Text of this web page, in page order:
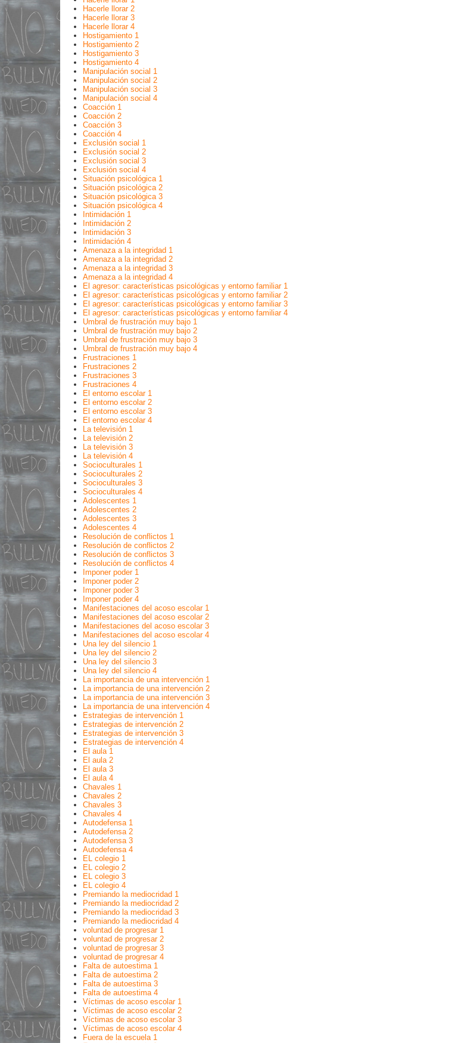
Hacerle llorar 2
Hacerle llorar 3
Hacerle llorar 4
Hostigamiento 1
Hostigamiento 2
Hostigamiento 3
Hostigamiento 4
Manipulación social 1
Manipulación social 2
Manipulación social 3
Manipulación social 4
Coacción 1
Coacción 2
Coacción 3
Coacción 4
Exclusión social 1
Exclusión social 2
Exclusión social 3
Exclusión social 4
Situación psicológica 1
Situación psicológica 2
Situación psicológica 3
Situación psicológica 4
Intimidación 1
Intimidación 2
Intimidación 3
Intimidación 4
Amenaza a la integridad 1
Amenaza a la integridad 2
Amenaza a la integridad 3
Amenaza a la integridad 4
El agresor: características psicológicas y entorno familiar 1
El agresor: características psicológicas y entorno familiar 2
El agresor: características psicológicas y entorno familiar 3
El agresor: características psicológicas y entorno familiar 4
Umbral de frustración muy bajo 1
Umbral de frustración muy bajo 2
Umbral de frustración muy bajo 3
Umbral de frustración muy bajo 4
Frustraciones 1
Frustraciones 2
Frustraciones 3
Frustraciones 4
El entorno escolar 1
El entorno escolar 2
El entorno escolar 3
El entorno escolar 4
La televisión 1
La televisión 2
La televisión 3
La televisión 4
Socioculturales 1
Socioculturales 2
Socioculturales 3
Socioculturales 4
Adolescentes 1
Adolescentes 2
Adolescentes 3
Adolescentes 4
Resolución de conflictos 1
Resolución de conflictos 2
Resolución de conflictos 3
Resolución de conflictos 4
Imponer poder 1
Imponer poder 2
Imponer poder 3
Imponer poder 4
Manifestaciones del acoso escolar 1
Manifestaciones del acoso escolar 2
Manifestaciones del acoso escolar 3
Manifestaciones del acoso escolar 4
Una ley del silencio 1
Una ley del silencio 2
Una ley del silencio 3
Una ley del silencio 4
La importancia de una intervención 1
La importancia de una intervención 2
La importancia de una intervención 3
La importancia de una intervención 4
Estrategias de intervención 1
Estrategias de intervención 2
Estrategias de intervención 3
Estrategias de intervención 4
El aula 1
El aula 2
El aula 3
El aula 4
Chavales 1
Chavales 2
Chavales 3
Chavales 4
Autodefensa 1
Autodefensa 2
Autodefensa 3
Autodefensa 4
EL colegio 1
EL colegio 2
EL colegio 3
EL colegio 4
Premiando la mediocridad 1
Premiando la mediocridad 2
Premiando la mediocridad 3
Premiando la mediocridad 4
voluntad de progresar 1
voluntad de progresar 2
voluntad de progresar 3
voluntad de progresar 4
Falta de autoestima 1
Falta de autoestima 2
Falta de autoestima 3
Falta de autoestima 4
Víctimas de acoso escolar 1
Víctimas de acoso escolar 2
Víctimas de acoso escolar 3
Víctimas de acoso escolar 4
Fuera de la escuela 1